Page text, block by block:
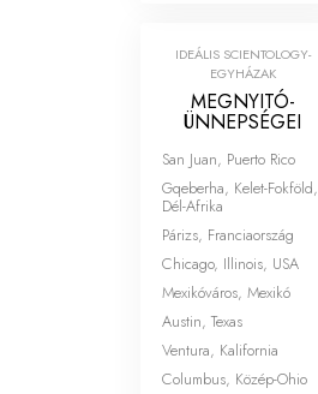
IDEÁLIS SCIENTOLOGY-
EGYHÁZAK
MEGNYITÓ­
ÜNNEPSÉGEI
San Juan, Puerto Rico
Gqeberha, Kelet-Fokföld,
Dél-Afrika
Párizs, Franciaország
Chicago, Illinois, USA
Mexikóváros, Mexikó
Austin, Texas
Ventura, Kalifornia
Columbus, Közép-Ohio